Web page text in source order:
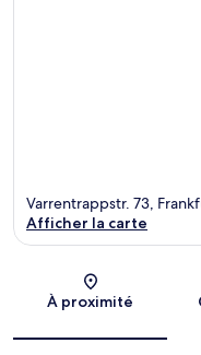
Varrentrappstr. 73,
Afficher la carte
À proximité